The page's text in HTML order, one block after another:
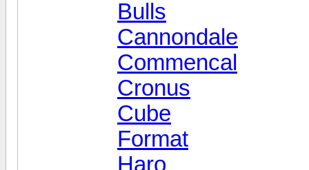
Bulls
Cannondale
Commencal
Cronus
Cube
Format
Haro